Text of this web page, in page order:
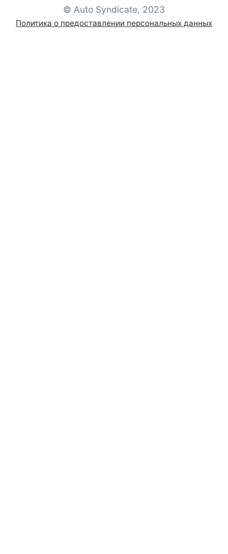
© Auto Syndicate, 2023
Политика о предоставлении персональных данных